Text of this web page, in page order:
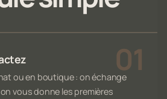
ou en boutique : on échange
vous donne les premières